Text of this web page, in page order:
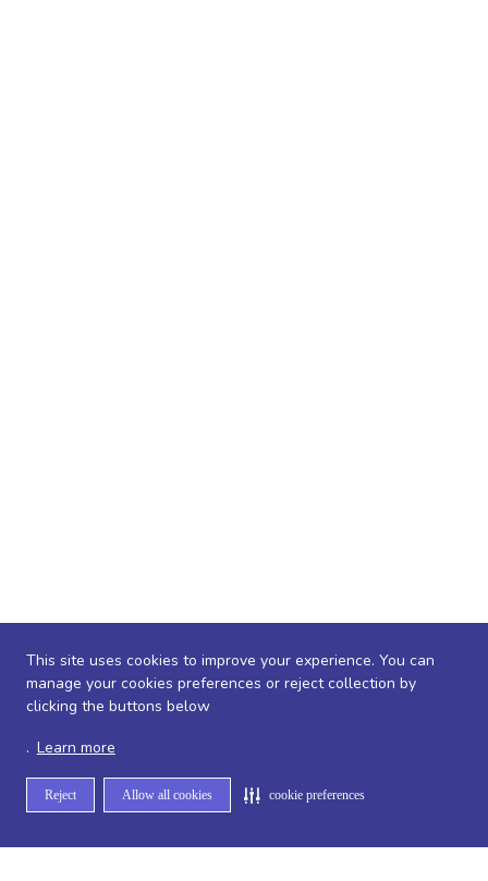
This site uses cookies to improve your experience. You can
manage your cookies preferences or reject collection by
clicking the buttons below
. Learn more
Reject Allow all cookies cookie preferences